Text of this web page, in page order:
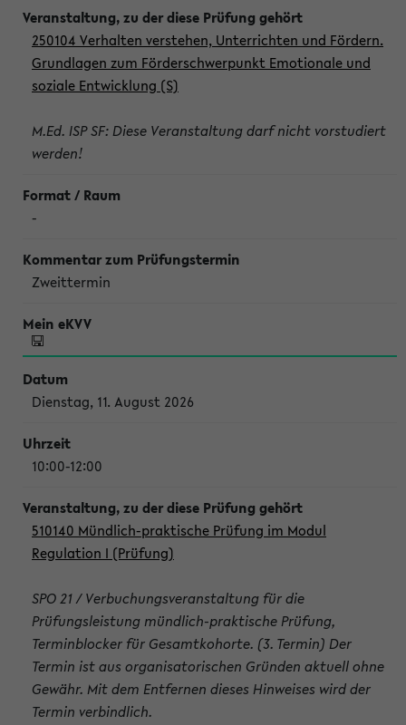
250104 Verhalten verstehen, Unterrichten und Fördern.
Grundlagen zum Förderschwerpunkt Emotionale und
soziale Entwicklung (S)
M.Ed. ISP SF: Diese Veranstaltung darf nicht vorstudiert
werden!
-
Zweittermin
Dienstag, 11. August 2026
10:00-12:00
510140 Mündlich-praktische Prüfung im Modul
Regulation I (Prüfung)
SPO 21 / Verbuchungsveranstaltung für die
Prüfungsleistung mündlich-praktische Prüfung,
Terminblocker für Gesamtkohorte. (3. Termin) Der
Termin ist aus organisatorischen Gründen aktuell ohne
Gewähr. Mit dem Entfernen dieses Hinweises wird der
Termin verbindlich.